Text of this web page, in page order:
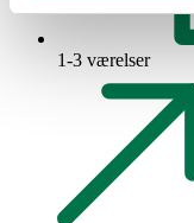
1-3 værelser